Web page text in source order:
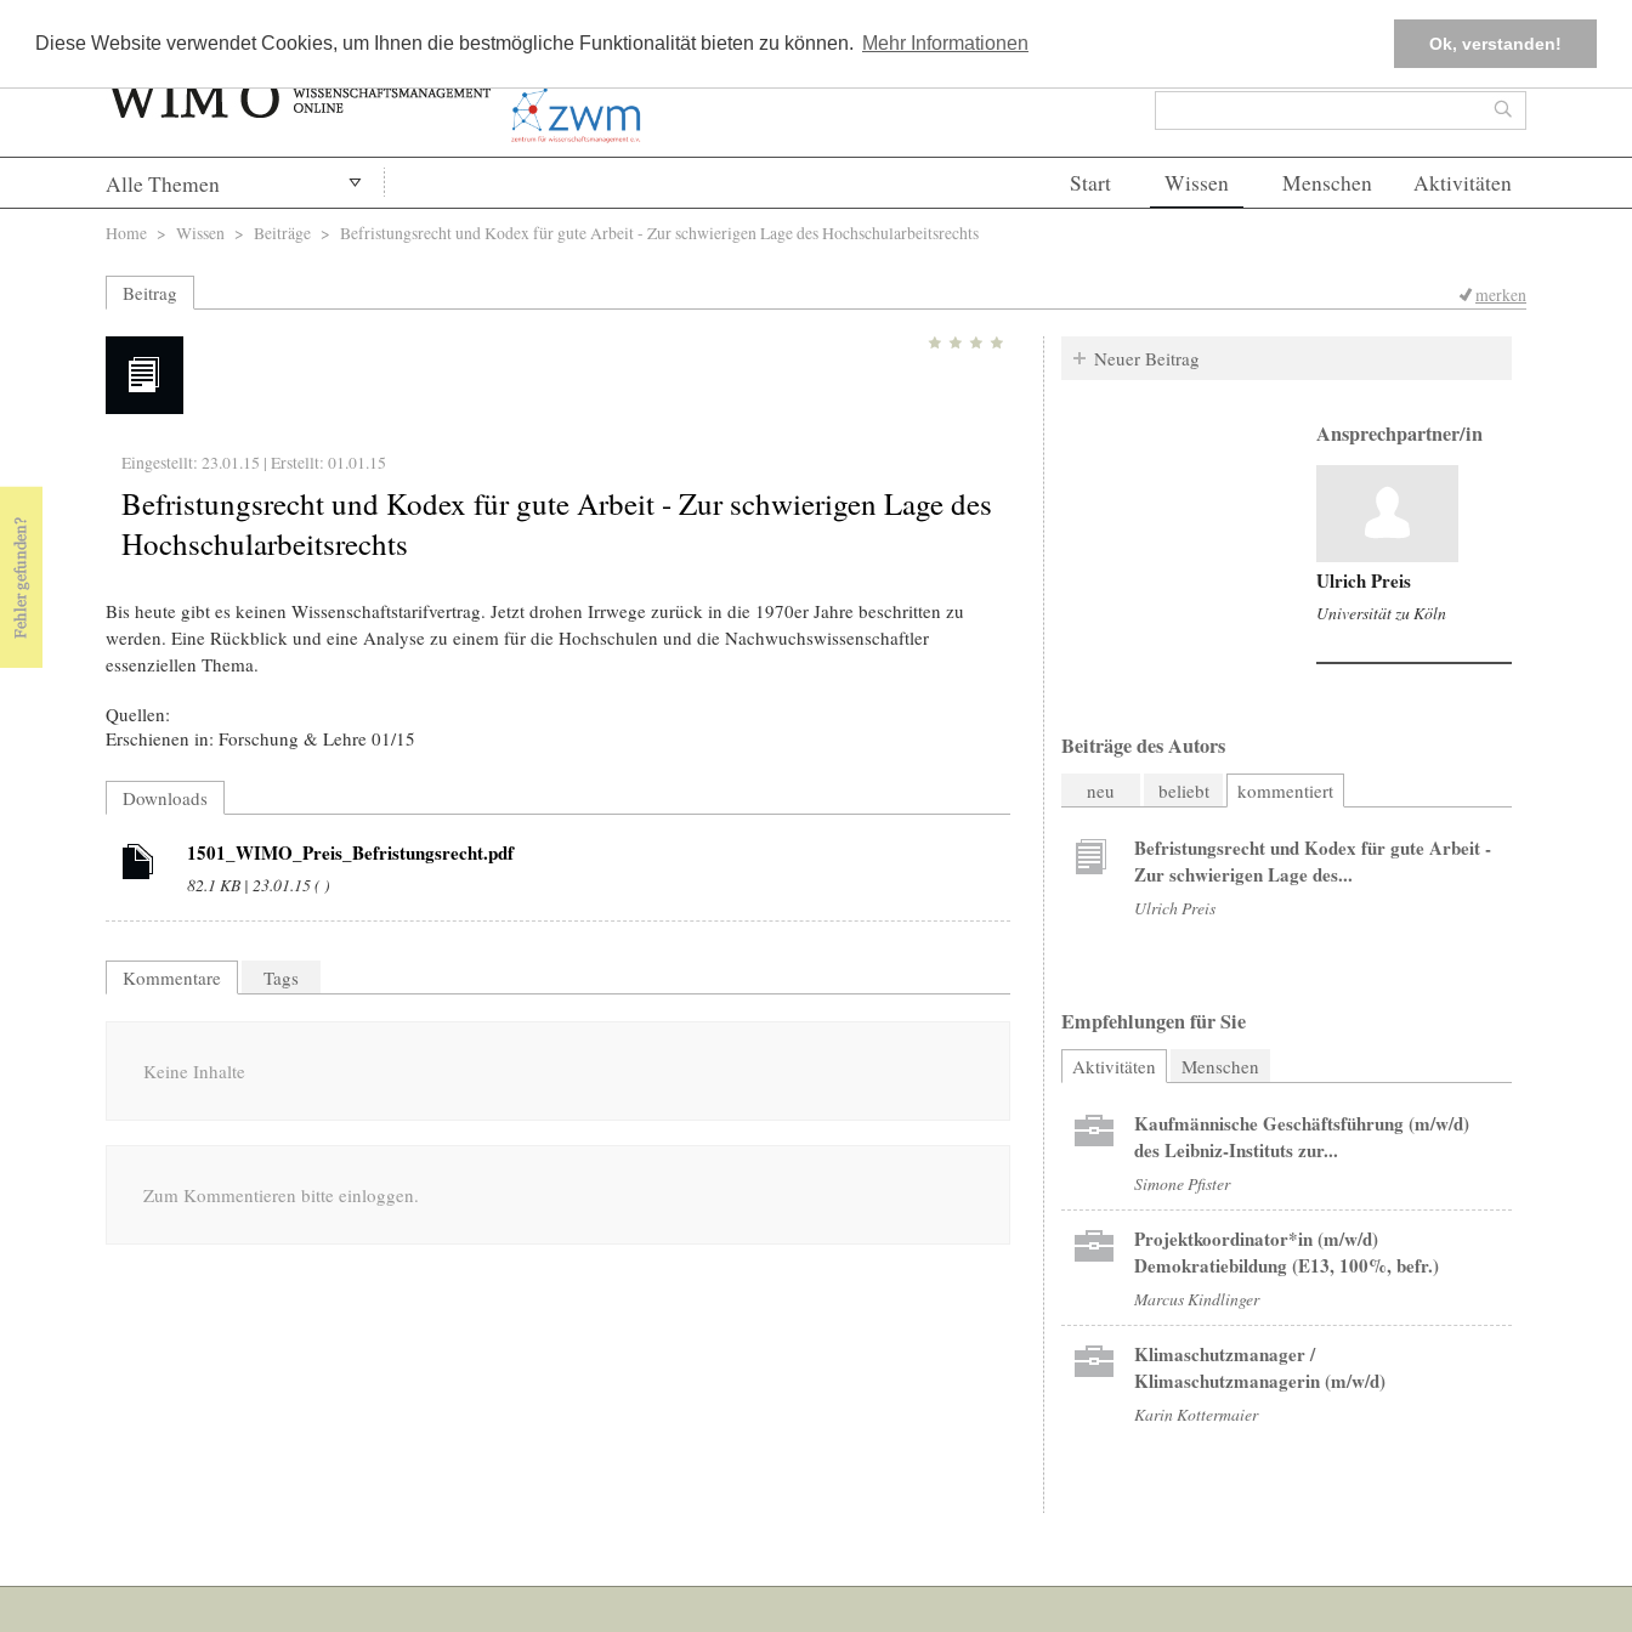
Diese Website verwendet Cookies, um Ihnen die bestmögliche Funktionalität bieten zu können. Mehr Informationen Ok, verstanden!
Kostenlos registrieren FAQs Einloggen
Suchformular Suche
Alle Themen Start Wissen Menschen Aktivitäten
Sie sind hier
Home > Wissen > Beiträge > Befristungsrecht und Kodex für gute Arbeit - Zur schwierigen Lage des Hochschularbeitsrechts
Beitrag merken
Eingestellt: 23.01.15 | Erstellt: 01.01.15
Befristungsrecht und Kodex für gute Arbeit - Zur schwierigen Lage des
Hochschularbeitsrechts
Bis heute gibt es keinen Wissenschaftstarifvertrag. Jetzt drohen Irrwege zurück in die 1970er Jahre beschritten zu
werden. Eine Rückblick und eine Analyse zu einem für die Hochschulen und die Nachwuchswissenschaftler
essenziellen Thema.
Quellen:
Erschienen in: Forschung & Lehre 01/15
Downloads
1501_WIMO_Preis_Befristungsrecht.pdf
82.1 KB | 23.01.15 ( )
Kommentare Tags
Keine Inhalte
Zum Kommentieren bitte einloggen.
Neuer Beitrag
Ansprechpartner/in
Ulrich Preis
Universität zu Köln
Beiträge des Autors
neu beliebt kommentiert
Befristungsrecht und Kodex für gute Arbeit -
Zur schwierigen Lage des...
Ulrich Preis
Empfehlungen für Sie
Aktivitäten (aktiver Reiter)
Menschen
Kaufmännische Geschäftsführung (m/w/d)
des Leibniz-Instituts zur...
Simone Pfister
Projektkoordinator*in (m/w/d)
Demokratiebildung (E13, 100%, befr.)
Marcus Kindlinger
Klimaschutzmanager /
Klimaschutzmanagerin (m/w/d)
Karin Kottermaier